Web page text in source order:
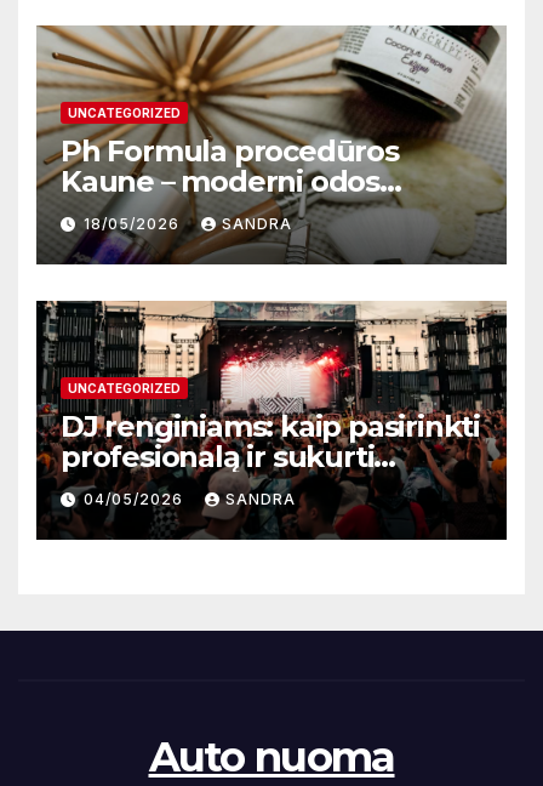
UNCATEGORIZED
Ph Formula procedūros
Kaune – moderni odos
atnaujinimo sistema
18/05/2026 SANDRA
UNCATEGORIZED
DJ renginiams: kaip pasirinkti
profesionalą ir sukurti
nepamirštamą atmosferą
04/05/2026 SANDRA
Auto nuoma